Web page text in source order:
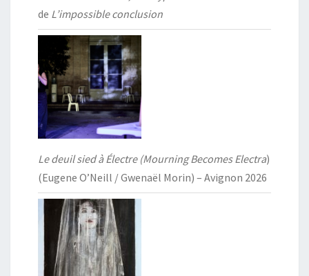
de L’impossible conclusion
Le deuil sied à Électre (Mourning Becomes Electra)
(Eugene O’Neill / Gwenaël Morin) – Avignon 2026